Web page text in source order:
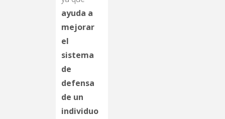
ayuda a
mejorar
el
sistema
de
defensa
de un
individuo